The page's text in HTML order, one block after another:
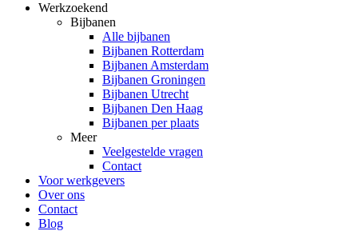
Werkzoekend
Bijbanen
Alle bijbanen
Bijbanen Rotterdam
Bijbanen Amsterdam
Bijbanen Groningen
Bijbanen Utrecht
Bijbanen Den Haag
Bijbanen per plaats
Meer
Veelgestelde vragen
Contact
Voor werkgevers
Over ons
Contact
Blog